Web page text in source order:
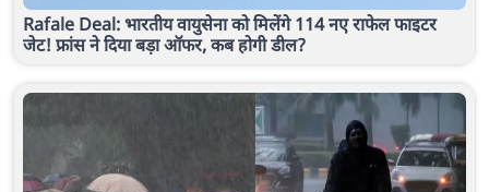
Rafale Deal: भारतीय वायुसेना को मिलेंगे 114 नए राफेल फाइटर
जेट! फ्रांस ने दिया बड़ा ऑफर, कब होगी डील?